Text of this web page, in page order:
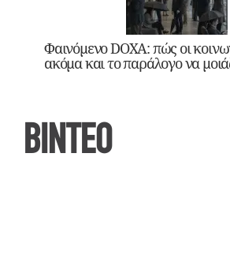
Φαινόμενο DOXA: πώς οι
ακόμα και το παράλογο να
ΒΙΝΤΕΟ